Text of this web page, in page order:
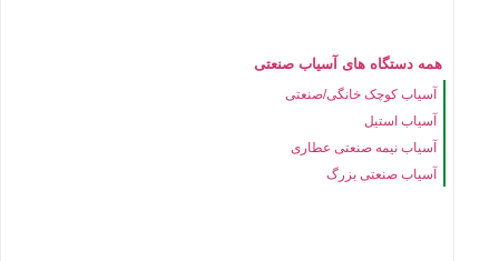
همه دستگاه های آسیاب صنعتی
آسیاب کوچک خانگی/صنعتی
آسیاب استیل
آسیاب نیمه صنعتی عطاری
آسیاب صنعتی بزرگ